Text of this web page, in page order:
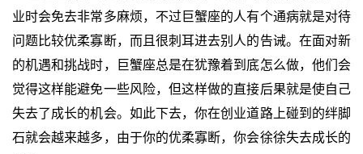
业时会免去非常多麻烦，不过巨蟹座的人有个通病就是对待
问题比较优柔寡断，而且很刺耳进去别人的告诫。在面对新
的机遇和挑战时，巨蟹座总是在犹豫着到底怎么做，他们会
觉得这样能避免一些风险，但这样做的直接后果就是使自己
失去了成长的机会。如此下去，你在创业道路上碰到的绊脚
石就会越来越多，由于你的优柔寡断，你会徐徐失去成长的